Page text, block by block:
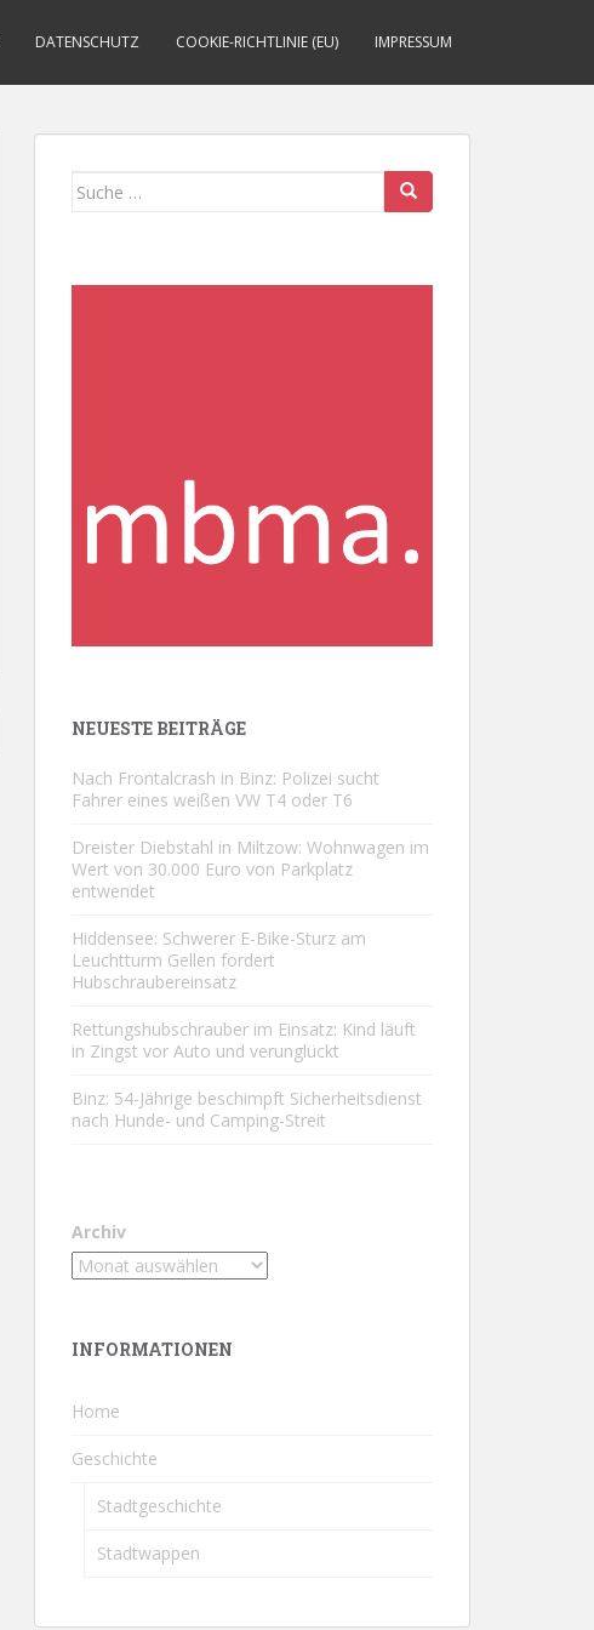
DATENSCHUTZ COOKIE-RICHTLINIE (EU) IMPRESSUM
Suche
NEUESTE BEITRÄGE
Nach Frontalcrash in Binz: Polizei sucht
Fahrer eines weißen VW T4 oder T6
Dreister Diebstahl in Miltzow: Wohnwagen im
Wert von 30.000 Euro von Parkplatz
entwendet
Hiddensee: Schwerer E-Bike-Sturz am
Leuchtturm Gellen fordert
Hubschraubereinsatz
Rettungshubschrauber im Einsatz: Kind läuft
in Zingst vor Auto und verunglückt
Binz: 54-Jährige beschimpft Sicherheitsdienst
nach Hunde- und Camping-Streit
Archiv
INFORMATIONEN
Home
Geschichte
Stadtgeschichte
Stadtwappen